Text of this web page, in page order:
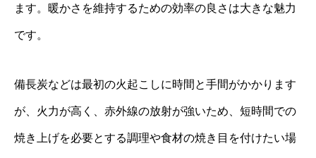
ます。暖かさを維持するための効率の良さは大きな魅力
です。
備長炭などは最初の火起こしに時間と手間がかかります
が、火力が高く、赤外線の放射が強いため、短時間での
焼き上げを必要とする調理や食材の焼き目を付けたい場